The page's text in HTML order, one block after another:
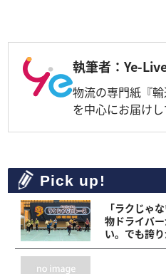
執筆者：Ye-
物流の専門紙『
を中心にお届け
Pick up!
「ラクじゃ
物ドライバ
い。でも誇